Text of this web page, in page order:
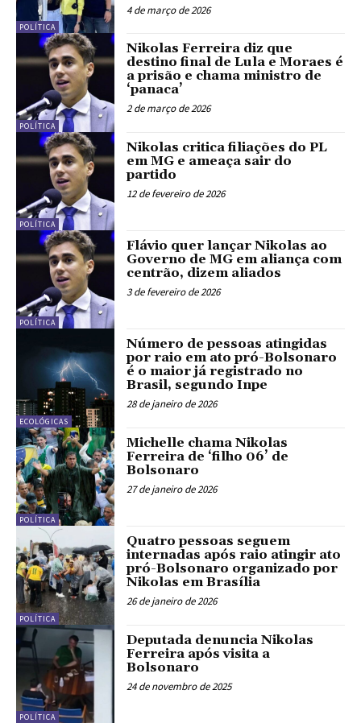
POLÍTICA
4 de março de 2026
POLÍTICA
Nikolas Ferreira diz que
destino final de Lula e Moraes é
a prisão e chama ministro de
‘panaca’
2 de março de 2026
POLÍTICA
Nikolas critica filiações do PL
em MG e ameaça sair do
partido
12 de fevereiro de 2026
POLÍTICA
Flávio quer lançar Nikolas ao
Governo de MG em aliança com
centrão, dizem aliados
3 de fevereiro de 2026
ECOLÓGICAS
Número de pessoas atingidas
por raio em ato pró-Bolsonaro
é o maior já registrado no
Brasil, segundo Inpe
28 de janeiro de 2026
POLÍTICA
Michelle chama Nikolas
Ferreira de ‘filho 06’ de
Bolsonaro
27 de janeiro de 2026
POLÍTICA
Quatro pessoas seguem
internadas após raio atingir ato
pró-Bolsonaro organizado por
Nikolas em Brasília
26 de janeiro de 2026
POLÍTICA
Deputada denuncia Nikolas
Ferreira após visita a
Bolsonaro
24 de novembro de 2025